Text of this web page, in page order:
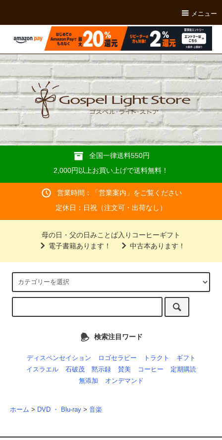
メニュー
全国一律送料550円
2,000円以上お買い上げで送料無料！
営業時間：「営業案内 」をご覧ください
定休日：日祝（注文可・出荷なし）
母の日・父の日みことば入りコーヒーギフト
電子書籍あります！
中古本あります！
検索注目ワード
ディスペンセイション ロゴセラピー トラクト
ギフト
イスラエル
石破茂 黙示録 賛美 コーヒー
定期購読
無添加
オンデマンド
ホーム > DVD ・ Blu-ray > 音楽